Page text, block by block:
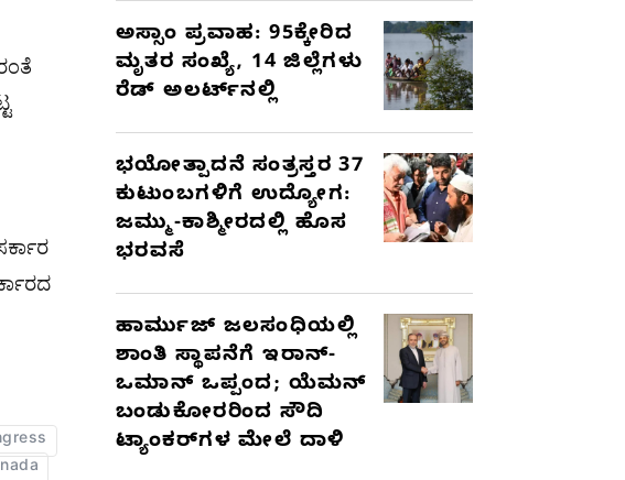
ಅಸ್ಸಾಂ ಪ್ರವಾಹ: 95ಕ್ಕೇರಿದ
ಮೃತರ ಸಂಖ್ಯೆ, 14 ಜಿಲ್ಲೆಗಳು
ರೆಡ್ ಅಲರ್ಟ್‌ನಲ್ಲಿ
ಭಯೋತ್ಪಾದನೆ ಸಂತ್ರಸ್ತರ 37
ಕುಟುಂಬಗಳಿಗೆ ಉದ್ಯೋಗ:
ಜಮ್ಮು-ಕಾಶ್ಮೀರದಲ್ಲಿ ಹೊಸ
ಭರವಸೆ
ಹಾರ್ಮುಜ್ ಜಲಸಂಧಿಯಲ್ಲಿ
ಶಾಂತಿ ಸ್ಥಾಪನೆಗೆ ಇರಾನ್-
ಒಮಾನ್ ಒಪ್ಪಂದ; ಯೆಮನ್
ಬಂಡುಕೋರರಿಂದ ಸೌದಿ
ಟ್ಯಾಂಕರ್‌ಗಳ ಮೇಲೆ ದಾಳಿ